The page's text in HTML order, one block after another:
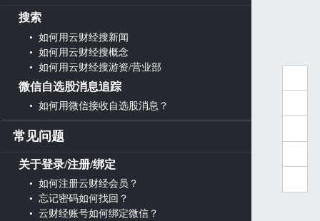
搜索
• 如何用云财经搜新闻
• 如何用云财经搜概念
• 如何用云财经搜游资/营业部
微信自选股消息追踪
• 如何用微信接收自选股消息？
常见问题
关于登录/注册/绑定
• 如何注册云财经会员？
• 忘记密码如何找回？
• 云财经账号如何绑定微信？